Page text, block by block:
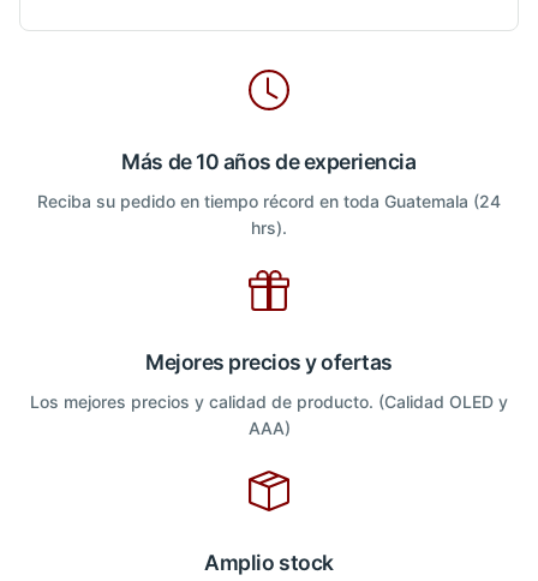
Más de 10 años de experiencia
Reciba su pedido en tiempo récord en toda Guatemala (24
hrs).
Mejores precios y ofertas
Los mejores precios y calidad de producto. (Calidad OLED y
AAA)
Amplio stock